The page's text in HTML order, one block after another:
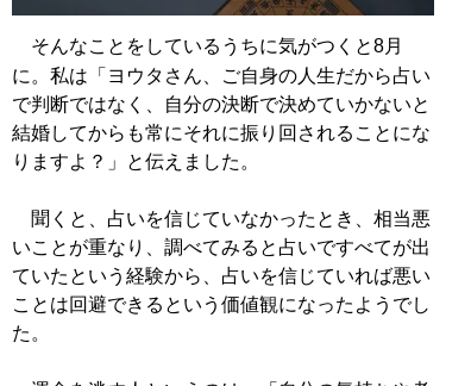
そんなことをしているうちに気がつくと8月
に。私は「ヨウタさん、ご自身の人生だから占い
で判断ではなく、自分の決断で決めていかないと
結婚してからも常にそれに振り回されることにな
りますよ？」と伝えました。
聞くと、占いを信じていなかったとき、相当悪
いことが重なり、調べてみると占いですべてが出
ていたという経験から、占いを信じていれば悪い
ことは回避できるという価値観になったようでし
た。